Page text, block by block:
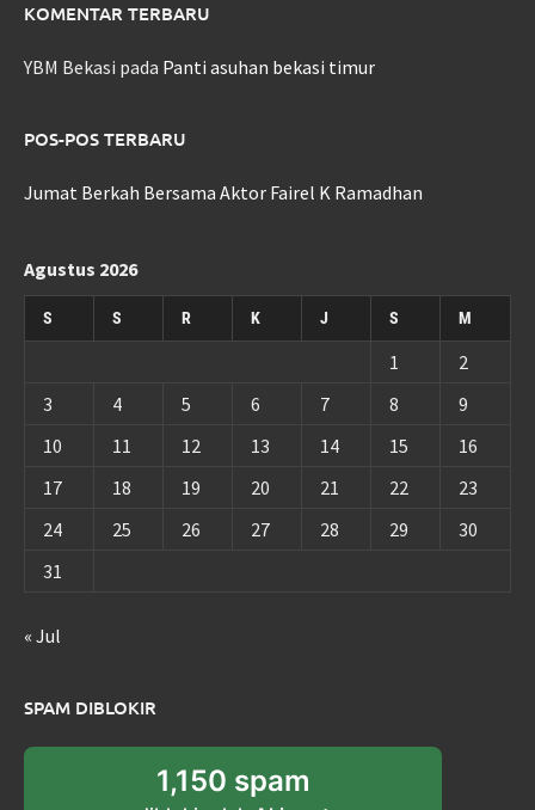
KOMENTAR TERBARU
YBM Bekasi pada Panti asuhan bekasi timur
POS-POS TERBARU
Jumat Berkah Bersama Aktor Fairel K Ramadhan
Agustus 2026
S S R K J S M
1
2
3
4 5 6 7 8
9
10
11 12 13 14 15
16
17
18 19 20 21 22
23
24
25 26 27 28 29
30
31
« Jul
SPAM DIBLOKIR
1,150 spam